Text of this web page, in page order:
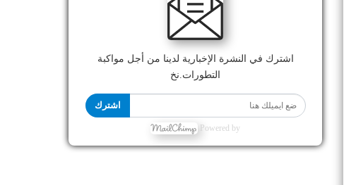
اشترك في النشرة الإخبارية لدينا من أجل مواكبة
التطورات.نخ
اشترك
Powered by